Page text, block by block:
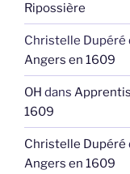
Ripossière
Christelle Dupéré
Angers en 1609
OH dans
1609
Christelle Dupéré
Angers en 1609